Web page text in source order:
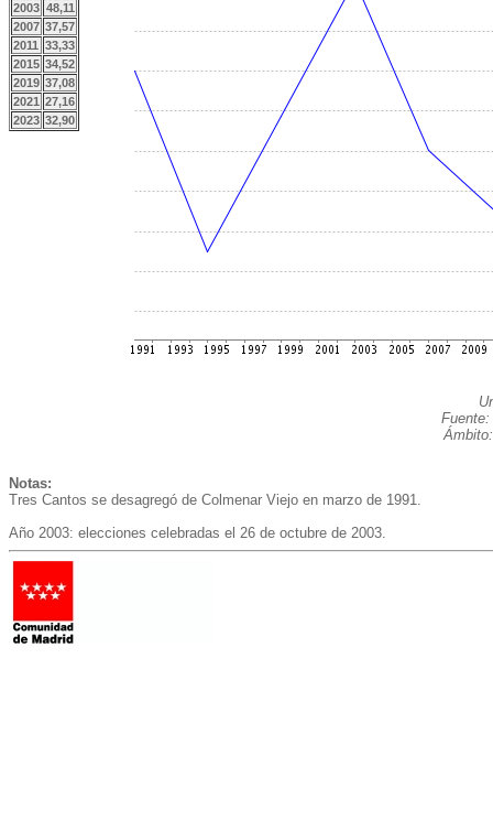
2003 48,11
2007 37,57
2011 33,33
2015 34,52
2019 37,08
2021 27,16
2023 32,90
Fuente:
Notas:
Tres Cantos se desagregó de Colmenar Viejo en marzo de 1991.
Año 2003: elecciones celebradas el 26 de octubre de 2003.